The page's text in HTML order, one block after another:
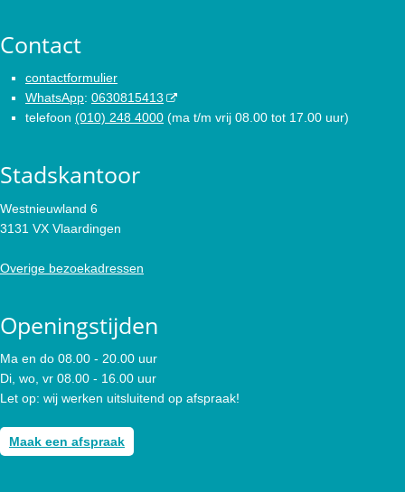
Contact
contactformulier
WhatsApp: 0630815413
telefoon (010) 248 4000 (ma t/m vrij 08.00 tot 17.00 uur)
Stadskantoor
Westnieuwland 6
3131 VX Vlaardingen
Overige bezoekadressen
Openingstijden
Ma en do 08.00 - 20.00 uur
Di, wo, vr 08.00 - 16.00 uur
Let op: wij werken uitsluitend op afspraak!
Maak een afspraak